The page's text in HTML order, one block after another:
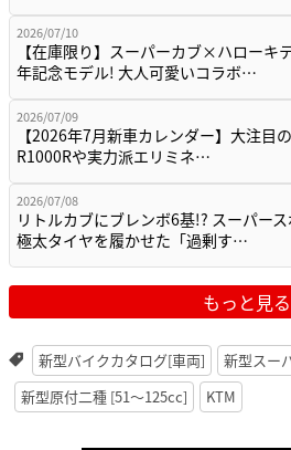
2026/07/10
【在庫限り】スーパーカブ×ハローキ
年記念モデル! 大人可愛いコラボ…
2026/07/09
【2026年7月新車カレンダー】大注目
R1000Rや実力派エリミネ…
2026/07/08
リトルカブにブレンボ6基!? スーパー
極太タイヤを履かせた「過剰す…
もっと見る
新型バイクカタログ[車両]
新型スー
新型原付二種 [51〜125cc]
KTM